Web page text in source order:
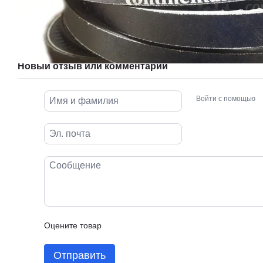
Новый отзыв или комментарий
Войти с помощью
Оцените товар
Отправить